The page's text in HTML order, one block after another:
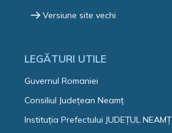
Versiune site vechi
LEGĂTURI UTILE
Guvernul Romaniei
Consiliul Județean Neamț
Instituția Prefectului JUDEȚUL NEAMȚ